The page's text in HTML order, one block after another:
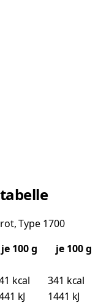
Type 1700
je 100g
je 100 g
kcal
341 kcal
kJ 1441 kJ